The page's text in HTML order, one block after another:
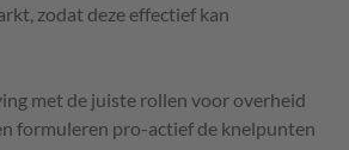
zodat deze effectief kan
met de juiste rollen voor overheid
formuleren pro-actief de knelpunten